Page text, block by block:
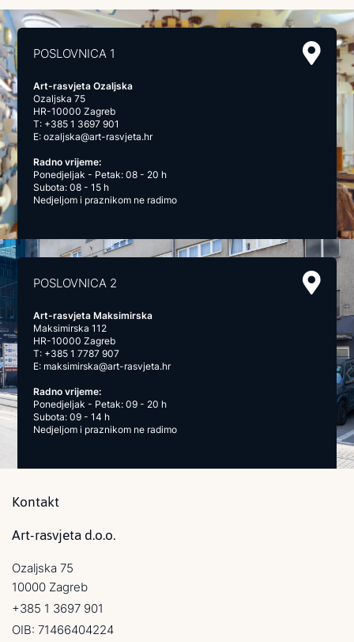
POSLOVNICA 1
Art-rasvjeta Ozaljska
Ozaljska 75
HR-10000 Zagreb
T: +385 1 3697 901
E:ozaljska@art-rasvjeta.hr
Radno vrijeme:
Ponedjeljak - Petak: 08 - 20 h
Subota: 08 - 15 h
Nedjeljom i praznikom ne radimo
POSLOVNICA 2
Art-rasvjeta Maksimirska
Maksimirska 112
HR-10000 Zagreb
T: +385 1 7787 907
E: maksimirska@art-rasvjeta.hr
Radno vrijeme:
Ponedjeljak - Petak: 09 - 20 h
Subota: 09 - 14 h
Nedjeljom i praznikom ne radimo
Kontakt
Art-rasvjeta d.o.o.
Ozaljska 75
10000 Zagreb
+385 1 3697 901
OIB: 71466404224